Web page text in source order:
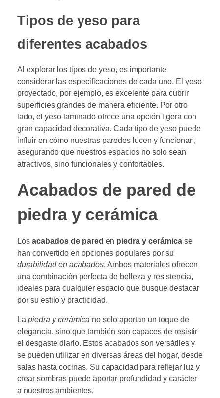
Tipos de yeso para
diferentes acabados
Al explorar los tipos de yeso, es importante
considerar las especificaciones de cada uno. El yeso
proyectado, por ejemplo, es excelente para cubrir
superficies grandes de manera eficiente. Por otro
lado, el yeso laminado ofrece una opción ligera con
gran capacidad decorativa. Cada tipo de yeso puede
influir en cómo nuestras paredes lucen y funcionan,
asegurando que nuestros espacios no solo sean
atractivos, sino funcionales y confortables.
Acabados de pared de
piedra y cerámica
Los acabados de pared en piedra y cerámica se
han convertido en opciones populares por su
durabilidad en acabados. Ambos materiales ofrecen
una combinación perfecta de belleza y resistencia,
ideales para cualquier espacio que busque destacar
por su estilo y practicidad.
La piedra y cerámica no solo aportan un toque de
elegancia, sino que también son capaces de resistir
el desgaste diario. Estos acabados son versátiles y
se pueden utilizar en diversas áreas del hogar, desde
salas hasta cocinas. Su capacidad para reflejar luz y
crear sombras puede aportar profundidad y carácter
a nuestros ambientes.